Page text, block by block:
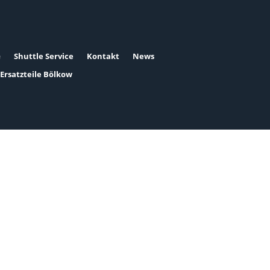
Shuttle Service Kontakt
News
Ersatzteile Bölkow